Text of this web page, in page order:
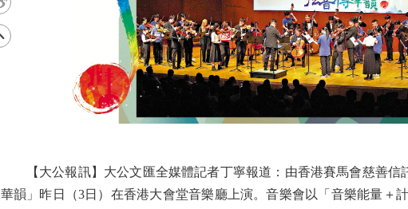
【大公報訊】大公文匯全媒體記者丁寧報道：由香港賽馬會慈善信
華韻」昨日（3日）在香港大會堂音樂廳上演。音樂會以「音樂能量＋